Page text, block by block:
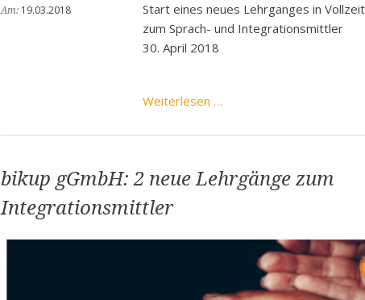
Am: 19.03.2018
Start eines neues Lehrganges in
zum Sprach- und Integrationsmittler
30. April 2018
Weiterlesen …
Fortbildung
Sprach-
bikup gGmbH: 2 neue Lehrgänge zum
Integrationsmittler
Abonnieren